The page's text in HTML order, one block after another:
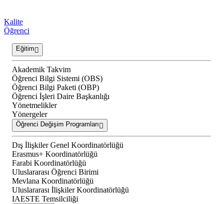
Kalite
Öğrenci
Eğitim
Akademik Takvim
Öğrenci Bilgi Sistemi (OBS)
Öğrenci Bilgi Paketi (OBP)
Öğrenci İşleri Daire Başkanlığı
Yönetmelikler
Yönergeler
Öğrenci Değişim Programları
Dış İlişkiler Genel Koordinatörlüğü
Erasmus+ Koordinatörlüğü
Farabi Koordinatörlüğü
Uluslararası Öğrenci Birimi
Mevlana Koordinatörlüğü
Uluslararası İlişkiler Koordinatörlüğü
IAESTE Temsilciliği